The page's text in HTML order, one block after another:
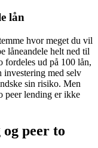
lån
hvor meget du vil
låneandele helt ned til
fordeles ud på 100 lån,
med selv
sin risiko. Men
peer lending er ikke
peer to